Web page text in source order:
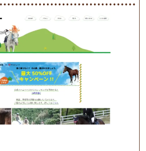
れや馬装（鞍などを装着する） も
、「馬に触れること」にも慣れてい
ートクラス ビギナークラスで単独で
し)ができるようになったら スタート
プレッスンで馬のスピードを調整し
反撞(せいはんどう)を学びます。 安定
歩・正反撞ができるようになれば
に入ります。 ホップクラス スタート
あし)や 速歩、駈歩の初歩をマスター
て駈歩を含めた誘導練習を行いま
ラス ホップクラスまでに練習した